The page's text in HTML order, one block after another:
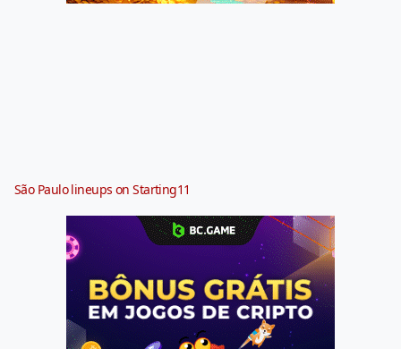
São Paulo lineups on Starting11